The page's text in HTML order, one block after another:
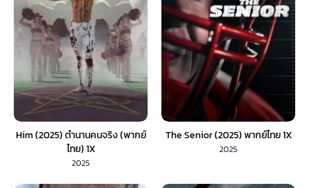
Him (2025) ตำนานคนจริง (พากย์
ไทย) 1X
2025
The Senior (2025) พากย์ไทย 1X
2025